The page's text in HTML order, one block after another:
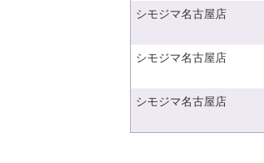
シモジマ名古屋店
シモジマ名古屋店
シモジマ名古屋店